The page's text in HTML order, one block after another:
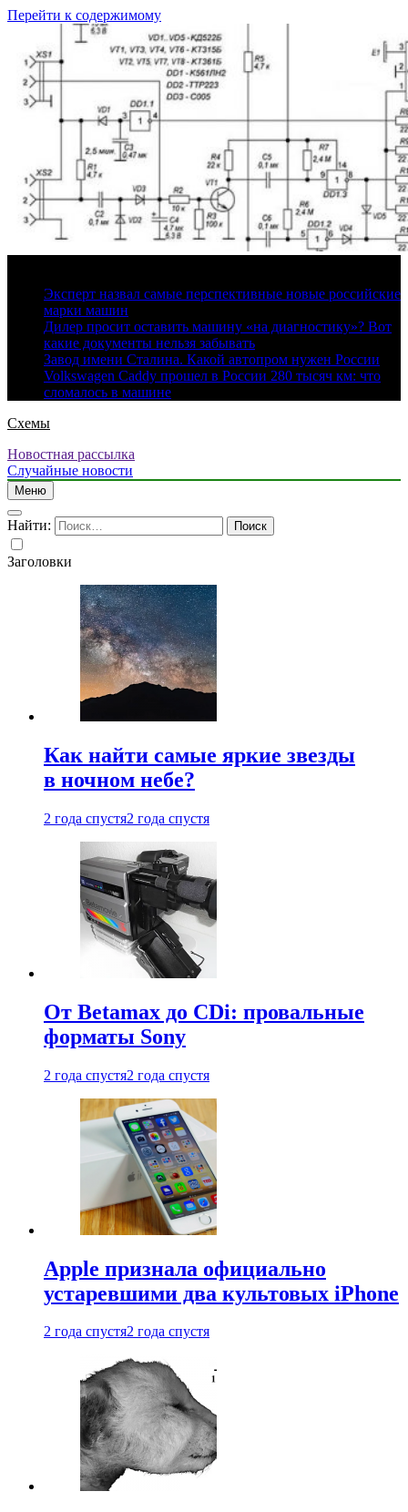
Перейти к содержимому
Эксперт назвал самые перспективные новые российские
марки машин
Дилер просит оставить машину «на диагностику»? Вот
какие документы нельзя забывать
Завод имени Сталина. Какой автопром нужен России
Volkswagen Caddy прошел в России 280 тысяч км: что
сломалось в машине
Схемы
Новостная рассылка
Случайные новости
Меню
Найти:
Заголовки
Как найти самые яркие звезды
в ночном небе?
2 года спустя2 года спустя
От Betamax до CDi: провальные
форматы Sony
2 года спустя2 года спустя
Apple признала официально
устаревшими два культовых iPhone
2 года спустя2 года спустя